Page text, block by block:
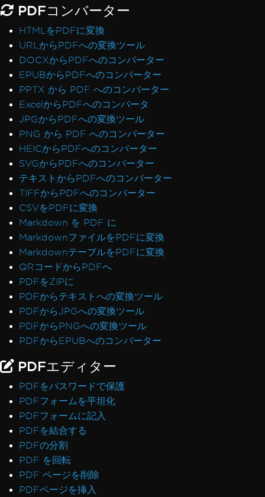
PDFコンバーター
HTMLをPDFに変換
URLからPDFへの変換ツール
DOCXからPDFへのコンバーター
EPUBからPDFへのコンバーター
PPTX から PDF へのコンバーター
ExcelからPDFへのコンバータ
JPGからPDFへの変換ツール
PNG から PDF へのコンバーター
HEICからPDFへのコンバーター
SVGからPDFへのコンバーター
テキストからPDFへのコンバーター
TIFFからPDFへのコンバーター
CSVをPDFに変換
Markdown を PDF に
MarkdownファイルをPDFに変換
MarkdownテーブルをPDFに変換
QRコードからPDFへ
PDFをZIPに
PDFからテキストへの変換ツール
PDFからJPGへの変換ツール
PDFからPNGへの変換ツール
PDFからEPUBへのコンバーター
PDFエディター
PDFをパスワードで保護
PDFフォームを平坦化
PDFフォームに記入
PDFを結合する
PDFの分割
PDF を回転
PDF ページを削除
PDFページを挿入